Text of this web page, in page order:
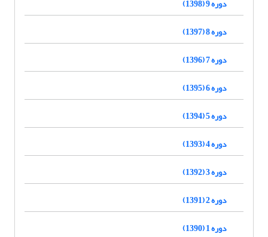
دوره 9 (1398)
دوره 8 (1397)
دوره 7 (1396)
دوره 6 (1395)
دوره 5 (1394)
دوره 4 (1393)
دوره 3 (1392)
دوره 2 (1391)
دوره 1 (1390)